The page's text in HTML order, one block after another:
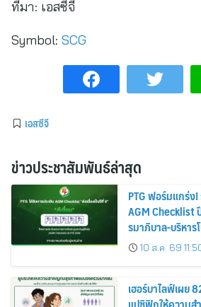
ที่มา: เอสซีจี
Symbol: SCG
เอสซีจี
ข่าวประชาสัมพันธ์ล่าสุด
PTG ฟอร์มแกร่ง
AGM Checklist
รมาภิบาล-บริหาร
10 ส.ค. 69
เฮอร์บาไลฟ์เผย